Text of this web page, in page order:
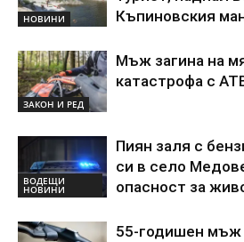
НОВИНИ
Къпиновския
ЗАКОН И РЕД
Мъж загина на
катастрофа с
ВОДЕЩИ
НОВИНИ
Пиян заля с
си в село
опасност за
55-годишен мъж